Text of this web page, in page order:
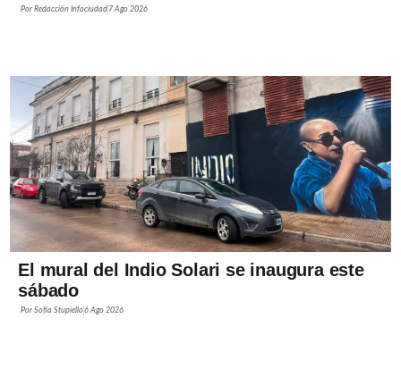
PorRedacción Infociudad 7 Ago 2026
El mural del Indio Solari se inaugura este
sábado
PorSofía Stupiello6 Ago 2026